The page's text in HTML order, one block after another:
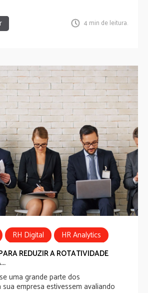
4 min de leitura.
RH Digital
HR Analytics
estar
REDUZIR A ROTATIVIDADE
uma grande parte dos
empresa estivessem avaliando